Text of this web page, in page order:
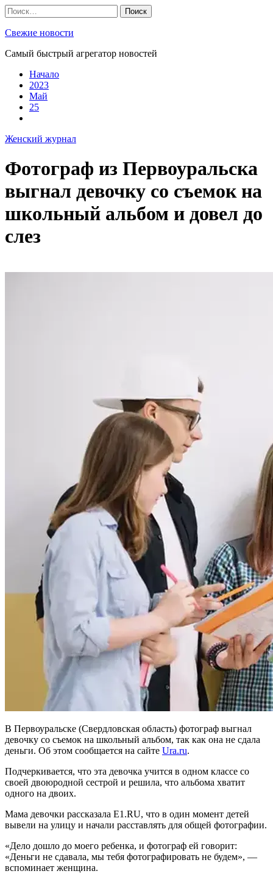
Skip
to
content
Найти:
Свежие новости
Самый быстрый агрегатор новостей
Начало
2023
Май
25
Женский журнал
Фотограф из Первоуральска
выгнал девочку со съемок на
школьный альбом и довел до
слез
В Первоуральске (Свердловская область) фотограф выгнал
девочку со съемок на школьный альбом, так как она не сдала
деньги. Об этом сообщается на сайте Ura.ru.
Подчеркивается, что эта девочка учится в одном классе со
своей двоюродной сестрой и решила, что альбома хватит
одного на двоих.
Мама девочки рассказала E1.RU, что в один момент детей
вывели на улицу и начали расставлять для общей фотографии.
«Дело дошло до моего ребенка, и фотограф ей говорит:
«Деньги не сдавала, мы тебя фотографировать не будем», —
вспоминает женщина.